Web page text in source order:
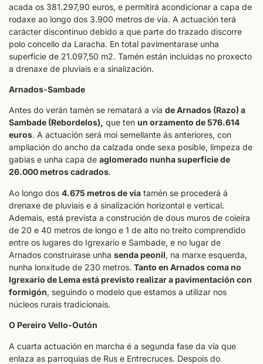
acada os 381.297,90 euros, e permitirá acondicionar a capa de
rodaxe ao longo dos 3.900 metros de vía. A actuación terá
carácter discontinuo debido a que parte do trazado discorre
polo concello da Laracha. En total pavimentarase unha
superficie de 21.097,50 m2. Tamén están incluídas no proxecto
a drenaxe de pluviais e a sinalización.
Arnados-Sambade
Antes do verán tamén se rematará a vía de Arnados (Razo) a
Sambade (Rebordelos), que ten un orzamento de 576.614
euros. A actuación será moi semellante ás anteriores, con
ampliación do ancho da calzada onde sexa posible, limpeza de
gabias e unha capa de aglomerado nunha superficie de
26.000 metros cadrados.
Ao longo dos 4.675 metros de vía tamén se procederá á
drenaxe de pluviais e á sinalización horizontal e vertical.
Ademais, está prevista a construción de dous muros de coieira
de 20 e 40 metros de longo e 1 de alto no treito comprendido
entre os lugares do Igrexario e Sambade, e no lugar de
Arnados construirase unha senda peonil, na marxe esquerda,
nunha lonxitude de 230 metros. Tanto en Arnados coma no
Igrexario de Lema está previsto realizar a pavimentación con
formigón, seguindo o modelo que estamos a utilizar nos
núcleos rurais tradicionais.
O Pereiro Vello-Outón
A cuarta actuación en marcha é a segunda fase da vía que
enlaza as parroquias de Rus e Entrecruces. Despois do